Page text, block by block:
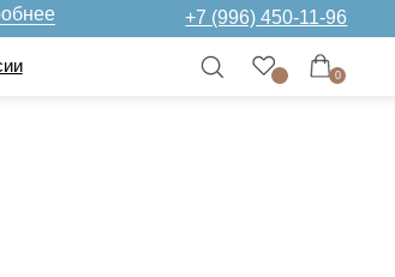
+7 (996) 450-11-96